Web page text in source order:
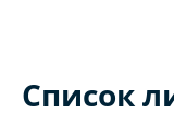
Список